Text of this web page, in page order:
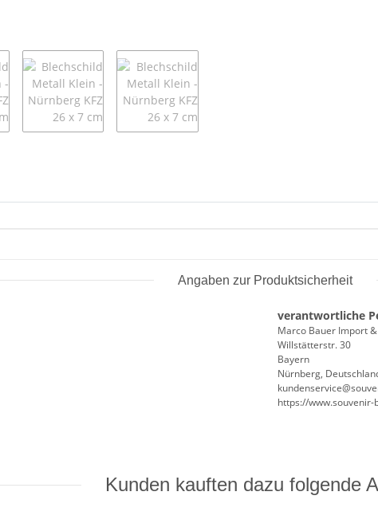
Angaben zur Produktsicherheit
verantwortliche
Marco Bauer Import
Willstätterstr. 30
Bayern
Nürnberg,
https://www.souvenir-
Kunden kauften dazu folgende